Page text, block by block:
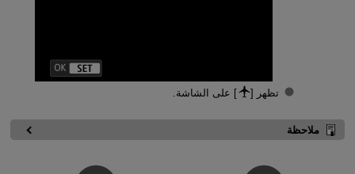
تظهر [ ] على الشاشة.
ملاحظة